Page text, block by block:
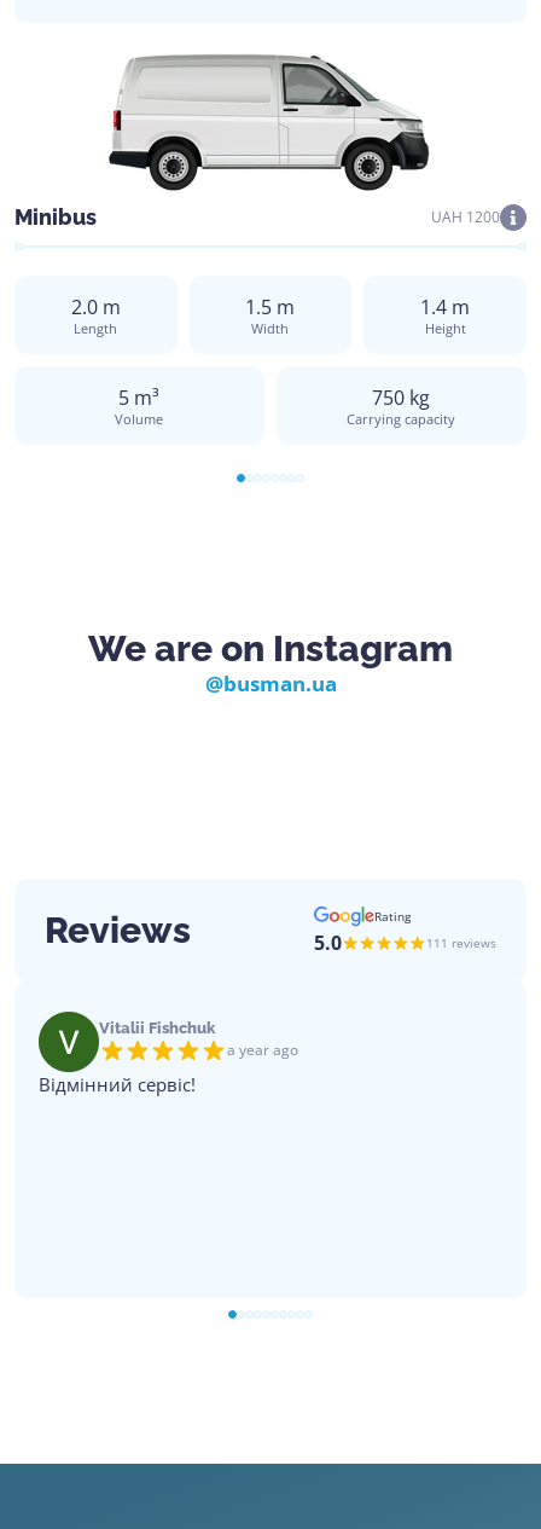
Minibus UAH 1200
2.0 m
Length
1.5 m
Width
1.4 m
Height
5 m³
Volume
750 kg
Carrying capacity
We are on Instagram
@busman.ua
Reviews Rating
5.0 111 reviews
Vitalii Fishchuk
a year ago
Відмінний сервіс!